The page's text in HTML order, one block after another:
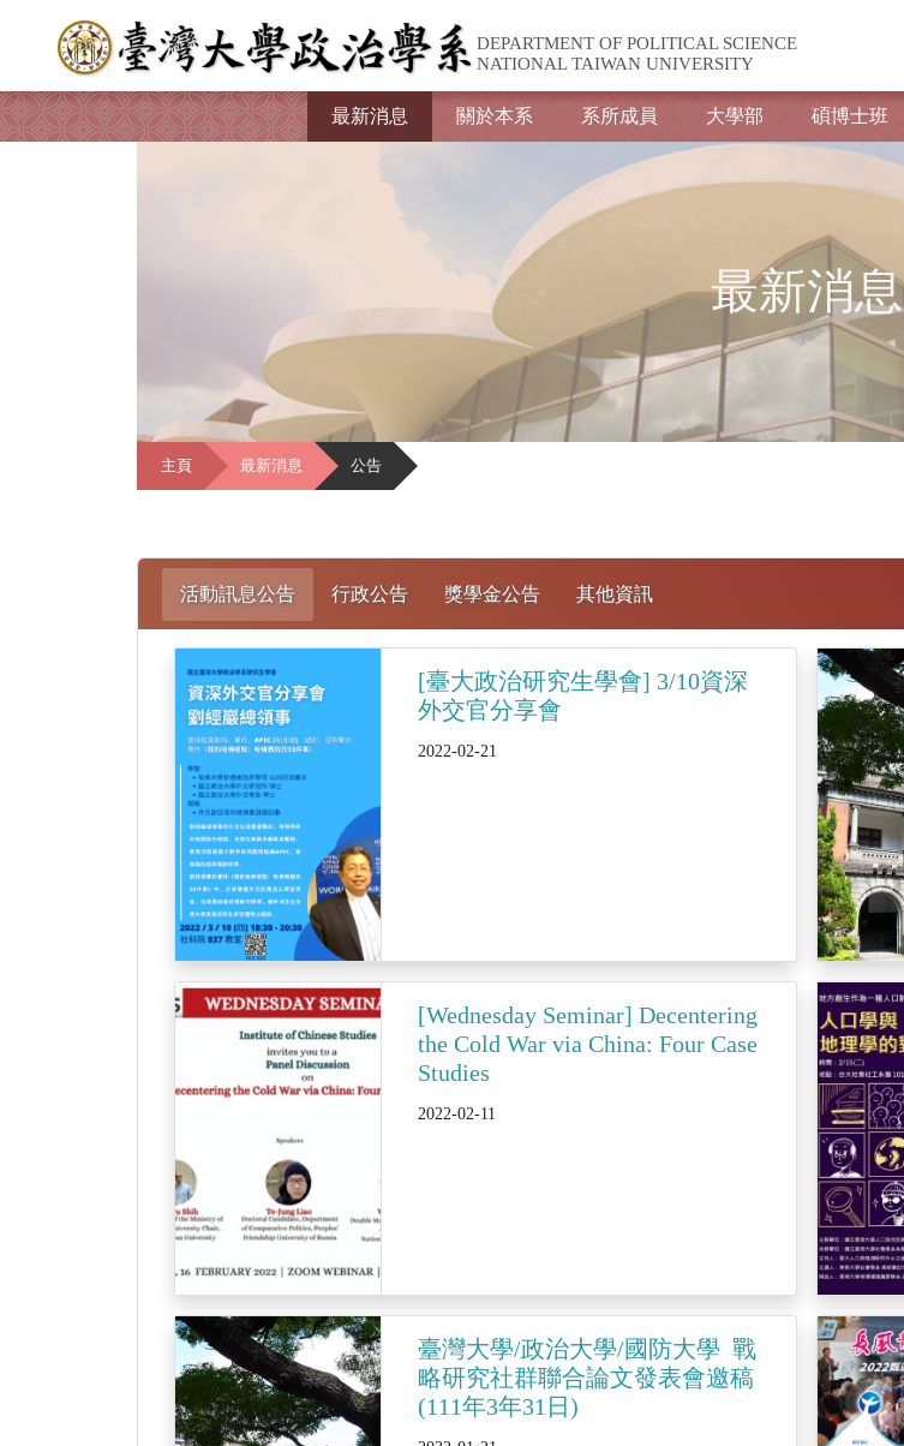
DEPARTMENT OF POLITICAL SCIENCE
NATIONAL TAIWAN UNIVERSITY
最新消息 關於本系 系所成員 大學部 碩博士班
最新消息
主頁 最新消息 公告
活動訊息公告 行政公告 獎學金公告 其他資訊
[臺大政治研究生學會] 3/10資深
外交官分享會
2022-02-21
[Wednesday Seminar] Decentering
the Cold War via China: Four Case
Studies
2022-02-11
臺灣大學/政治大學/國防大學 戰
略研究社群聯合論文發表會邀稿
(111年3年31日)